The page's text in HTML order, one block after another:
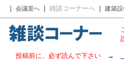
｜ 会議室へ ｜ 雑談コーナーへ ｜ 建築
投稿前に、必ず読んで下さい →